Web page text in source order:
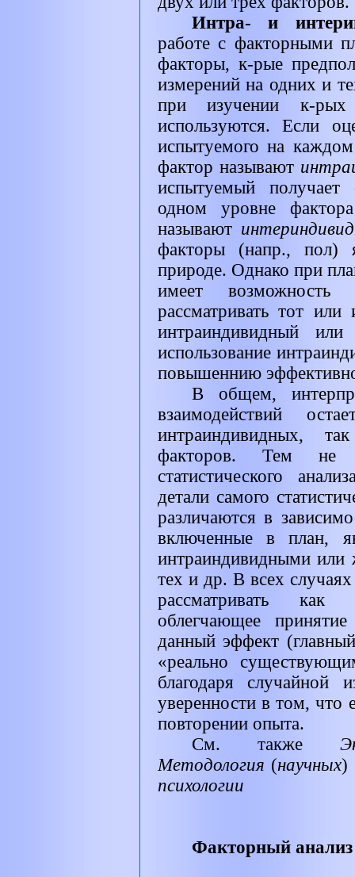
Интра- и
работе с факторными
факторы, к-рые
измерений на одних и
при изучении к-рых
используются. Если
испытуемого на
фактор называют
испытуемый
одном уровне
называют
факторы (напр., пол)
природе. Однако при
имеет
рассматривать тот
интраиндивидный
использование
повышеннию
В общем,
взаимодействий
интраиндивидных,
факторов. Тем не
статистического
детали самого
различаются в
включенные в план,
интраиндивидными или
тех и др. В всех
рассматривать как
облегчающее
данный эффект
«реально
благодаря случайной
уверенности в том, что
повторении опыта.
См. также
Методология (научных)
психологии
Факторный